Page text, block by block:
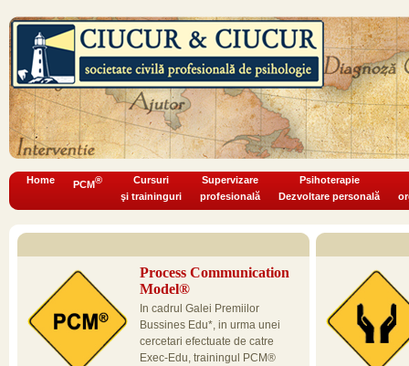
Home PCM®
Cursuri
şi traininguri
Supervizare
profesională
Psihoterapie
Dezvoltare personală
Process Communication
Model®
In cadrul Galei Premiilor
Bussines Edu*, in urma unei
cercetari efectuate de catre
Exec-Edu, trainingul PCM®